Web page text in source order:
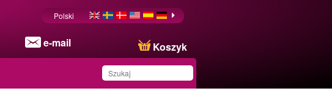
e-mail Koszyk
Polski